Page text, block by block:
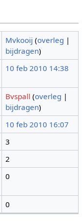
Mvkooij (overleg |
bijdragen)
10 feb 2010 14:38
Bvspall (overleg |
bijdragen)
10 feb 2010 16:07
3
2
0
0